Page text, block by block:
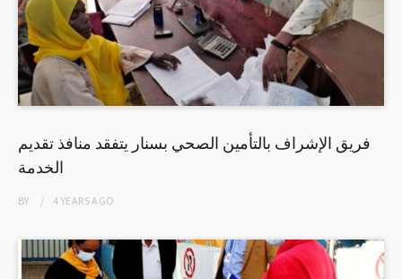
فريق الإشراف بالتأمين الصحي بسنار يتفقد منافذ تقديم
الخدمة
BY 4 YEARSAGO